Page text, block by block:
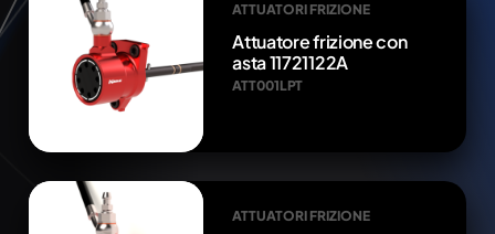
ATTUATORI FRIZIONE
Attuatore frizione con
asta 11721122A
ATT001LPT
ATTUATORI FRIZIONE